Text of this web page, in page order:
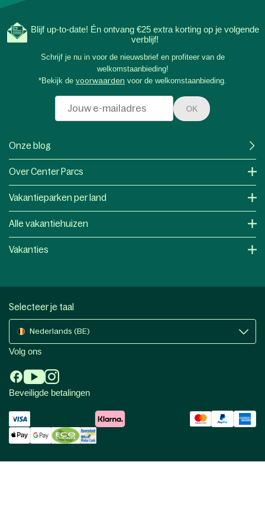
Blijf up-to-date! Én ontvang €25 extra korting op je volgende
verblijf!
Schrijf je nu in voor de nieuwsbrief en profiteer van de
welkomstaanbieding!
*Bekijk de voorwaarden voor de welkomstaanbieding.
OK
Onze blog
Over Center Parcs
Vakantieparken per land
Alle vakantiehuizen
Vakanties
Selecteer je taal
Nederlands (BE)
Volg ons
Beveiligde betalingen